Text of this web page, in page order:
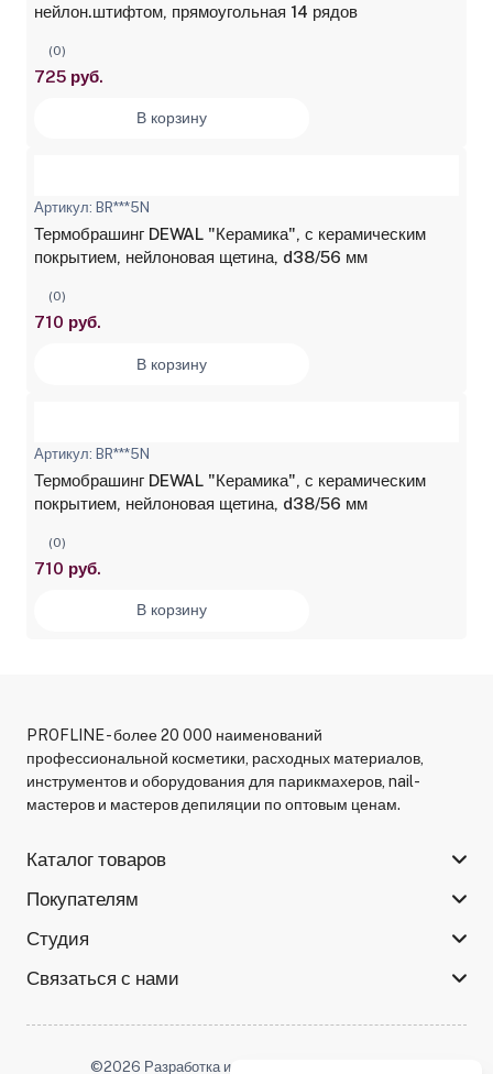
нейлон.штифтом, прямоугольная 14 рядов
(0)
725 руб.
В корзину
Артикул: BR***5N
Термобрашинг DEWAL "Керамика", с керамическим
покрытием, нейлоновая щетина, d38/56 мм
(0)
710 руб.
В корзину
Артикул: BR***5N
Термобрашинг DEWAL "Керамика", с керамическим
покрытием, нейлоновая щетина, d38/56 мм
(0)
710 руб.
В корзину
PROFLINE - более 20 000 наименований
профессиональной косметики, расходных материалов,
инструментов и оборудования для парикмахеров, nail-
мастеров и мастеров депиляции по оптовым ценам.
Каталог товаров
Покупателям
Студия
Связаться с нами
©2026 Разработка и поддержка -